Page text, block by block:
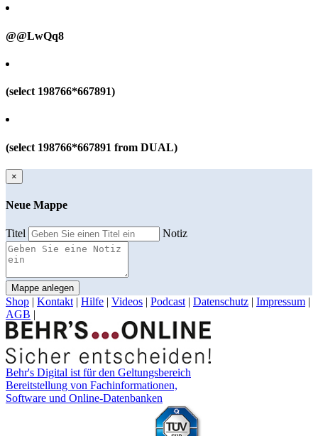
@@LwQq8
(select 198766*667891)
(select 198766*667891 from DUAL)
×
Neue Mappe
Titel Notiz
Mappe anlegen
Shop | Kontakt | Hilfe | Videos | Podcast | Datenschutz | Impressum |
AGB |
Behr's Digital ist für den Geltungsbereich
Bereitstellung von Fachinformationen,
Software und Online-Datenbanken